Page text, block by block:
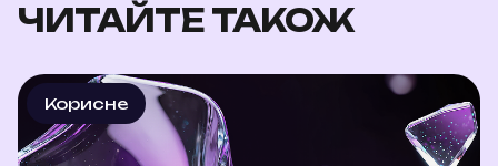
ЧИТАЙТЕ ТАКОЖ
Корисне